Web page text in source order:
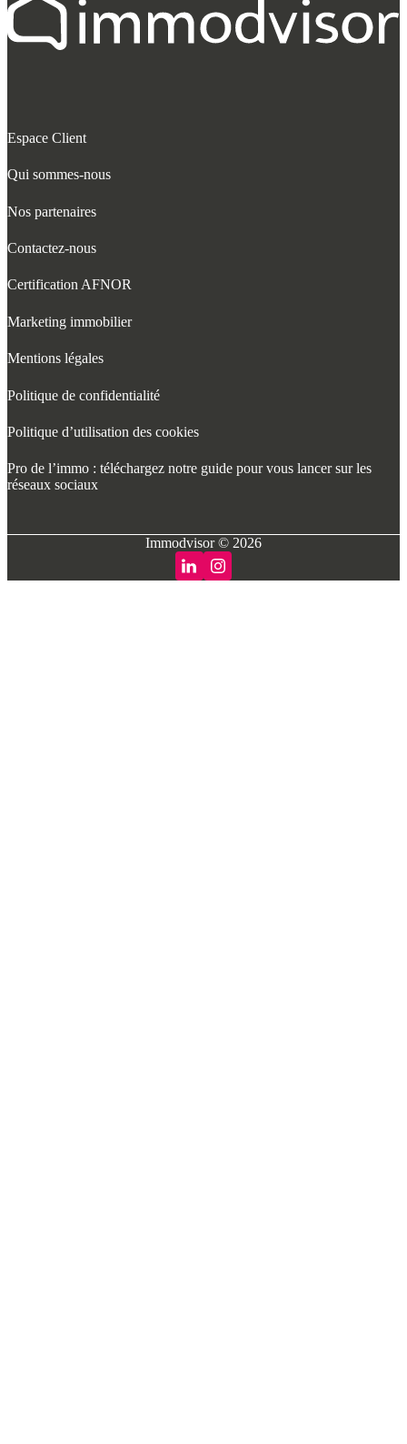
Espace Client
Qui sommes-nous
Nos partenaires
Contactez-nous
Certification AFNOR
Marketing immobilier
Mentions légales
Politique de confidentialité
Politique d’utilisation des cookies
Pro de l’immo : téléchargez notre guide pour vous lancer sur les
réseaux sociaux
Immodvisor © 2026